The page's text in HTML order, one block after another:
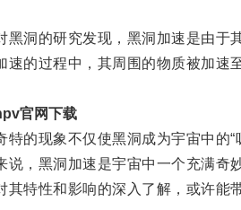
洞的研究发现，黑洞加速是由于其
的过程中，其周围的物质被加速至
官网下载
现象不仅使黑洞成为宇宙中的“
，黑洞加速是宇宙中一个充满奇妙
特性和影响的深入了解，或许能带